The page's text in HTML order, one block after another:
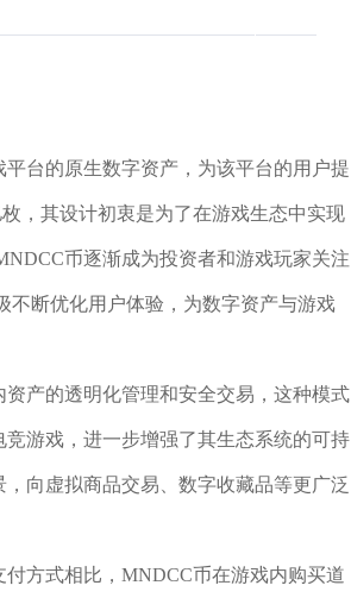
平台的原生数字资产，为该平台的用户提
，其设计初衷是为了在游戏生态中实现
币逐渐成为投资者和游戏玩家关注
不断优化用户体验，为数字资产与游戏
产的透明化管理和安全交易，这种模式
游戏，进一步增强了其生态系统的可持
向虚拟商品交易、数字收藏品等更广泛
方式相比，MNDCC币在游戏内购买道